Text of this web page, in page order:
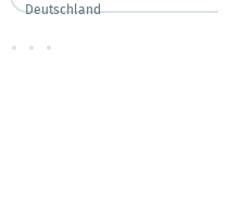
Deutschland